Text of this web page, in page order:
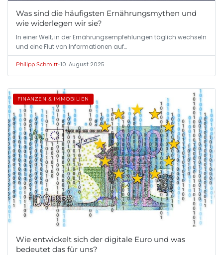
Was sind die häufigsten Ernährungsmythen und
wie widerlegen wir sie?
In einer Welt, in der Ernährungsempfehlungen täglich wechseln
und eine Flut von Informationen auf…
Philipp Schmitt•10. August 2025
FINANZEN & IMMOBILIEN
Wie entwickelt sich der digitale Euro und was
bedeutet das für uns?